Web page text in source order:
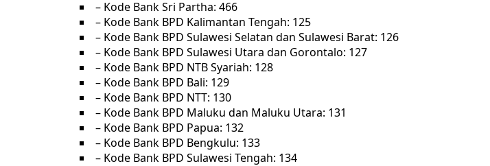
– Kode Bank Sri Partha: 466
– Kode Bank BPD Kalimantan Tengah: 125
– Kode Bank BPD Sulawesi Selatan dan Sulawesi Barat: 126
– Kode Bank BPD Sulawesi Utara dan Gorontalo: 127
– Kode Bank BPD NTB Syariah: 128
– Kode Bank BPD Bali: 129
– Kode Bank BPD NTT: 130
– Kode Bank BPD Maluku dan Maluku Utara: 131
– Kode Bank BPD Papua: 132
– Kode Bank BPD Bengkulu: 133
– Kode Bank BPD Sulawesi Tengah: 134